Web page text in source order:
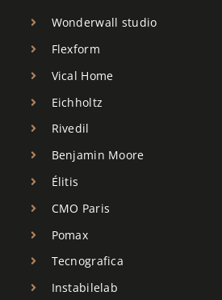
Wonderwall studio
Flexform
Vical Home
Eichholtz
Rivedil
Benjamin Moore
Élitis
CMO Paris
Pomax
Tecnografica
Instabilelab